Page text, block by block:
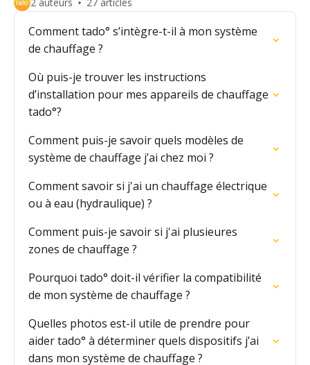
Comment tado° s’intègre-t-il à mon système
de chauffage ?
Où puis-je trouver les instructions
d’installation pour mes appareils de chauffage
tado°?
Comment puis-je savoir quels modèles de
système de chauffage j’ai chez moi ?
Comment savoir si j'ai un chauffage électrique
ou à eau (hydraulique) ?
Comment puis-je savoir si j'ai plusieures
zones de chauffage ?
Pourquoi tado° doit-il vérifier la compatibilité
de mon système de chauffage ?
Quelles photos est-il utile de prendre pour
aider tado° à déterminer quels dispositifs j’ai
dans mon système de chauffage ?